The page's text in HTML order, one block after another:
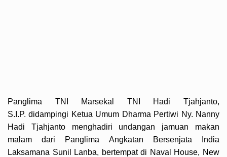
Panglima TNI Marsekal TNI Hadi Tjahjanto,
S.I.P. didampingi Ketua Umum Dharma Pertiwi Ny. Nanny
Hadi Tjahjanto menghadiri undangan jamuan makan
malam dari Panglima Angkatan Bersenjata India
Laksamana Sunil Lanba, bertempat di Naval House, New